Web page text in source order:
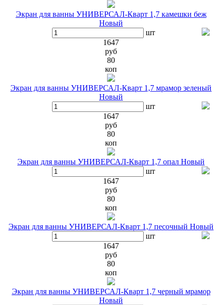
Экран для ванны УНИВЕРСАЛ-Кварт 1,7 камешки беж
Новый
шт
1647
руб
80
коп
Экран для ванны УНИВЕРСАЛ-Кварт 1,7 мрамор зеленый
Новый
шт
1647
руб
80
коп
Экран для ванны УНИВЕРСАЛ-Кварт 1,7 опал Новый
шт
1647
руб
80
коп
Экран для ванны УНИВЕРСАЛ-Кварт 1,7 песочный Новый
шт
1647
руб
80
коп
Экран для ванны УНИВЕРСАЛ-Кварт 1,7 черный мрамор
Новый